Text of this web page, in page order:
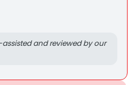
and reviewed by our